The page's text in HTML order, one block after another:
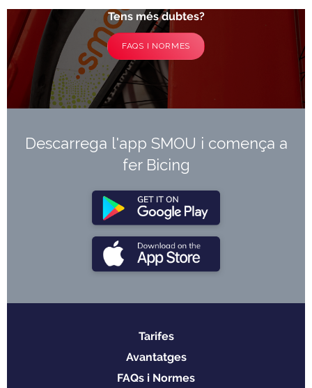
Tens més dubtes?
FAQS I NORMES
Descarrega l'app SMOU i comença a
fer Bicing
Tarifes
Avantatges
FAQs i Normes